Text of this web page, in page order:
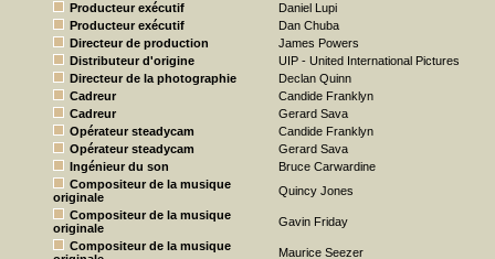
Producteur exécutif
Daniel Lupi
Producteur exécutif
Dan Chuba
Directeur de production
James Powers
Distributeur d'origine
UIP - United International Pictures
Directeur de la photographie
Declan Quinn
Cadreur
Candide Franklyn
Cadreur
Gerard Sava
Opérateur steadycam
Candide Franklyn
Opérateur steadycam
Gerard Sava
Ingénieur du son
Bruce Carwardine
Compositeur de la musique
originale
Quincy Jones
Compositeur de la musique
originale
Gavin Friday
Compositeur de la musique
Maurice Seezer